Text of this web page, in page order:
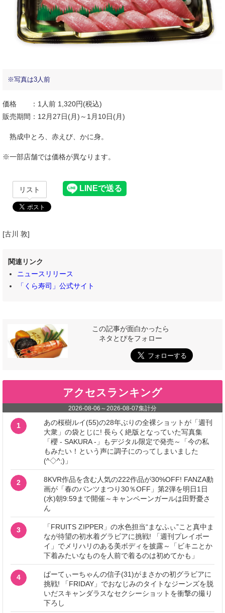
※写真は3人前
価格 ：1人前 1,320円(税込)
販売期間：12月27日(月)～1月10日(月)
熟成中とろ、赤えび、かに身。
※一部店舗では価格が異なります。
リスト
[古川 敦]
関連リンク
ニュースリリース
「くら寿司」公式サイト
この記事が面白かったら
ネタとぴをフォロー
アクセスランキング
2026-08-06 ～2026-08-07集計分
1
あの桜樹ルイ(55)の28年ぶりの全裸ショットが「週刊
大衆」の袋とじに! 長らく絶版となっていた写真集
「櫻 - SAKURA -」もデジタル限定で発売～「今の私
もみたい！という声に調子にのってしまいました
(^◇^;)」
2
8KVR作品を含む人気の222作品が30%OFF! FANZA動
画が「春のパンツまつり30％OFF」第2弾を明日1日
(水)朝9:59まで開催～キャンペーンガールは田野憂さ
ん
3
「FRUITS ZIPPER」の水色担当“まなふぃ”こと真中ま
なが待望の初水着グラビアに挑戦! 「週刊プレイボー
イ」でメリハリのある美ボディを披露～「ビキニとか
下着みたいなものを人前で着るのは初めてかも」
4
ぱーてぃーちゃんの信子(31)がまさかの初グラビアに
挑戦! 「FRIDAY」でおなじみのタイトなジーンズを脱
いだスキャンダラスなセクシーショットを衝撃の撮り
下ろし